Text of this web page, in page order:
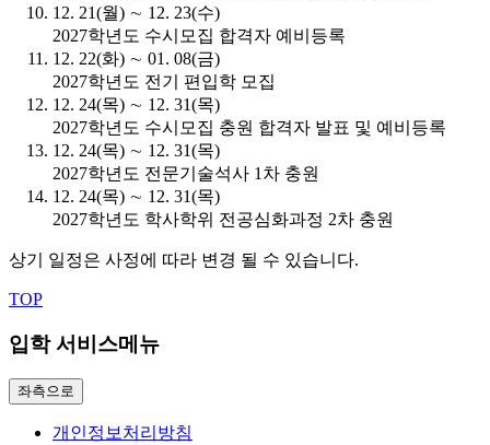
12. 21(월) ∼ 12. 23(수)
2027학년도 수시모집 합격자 예비등록
12. 22(화) ∼ 01. 08(금)
2027학년도 전기 편입학 모집
12. 24(목) ∼ 12. 31(목)
2027학년도 수시모집 충원 합격자 발표 및 예비등록
12. 24(목) ∼ 12. 31(목)
2027학년도 전문기술석사 1차 충원
12. 24(목) ∼ 12. 31(목)
2027학년도 학사학위 전공심화과정 2차 충원
상기 일정은 사정에 따라 변경 될 수 있습니다.
TOP
입학 서비스메뉴
좌측으로
개인정보처리방침